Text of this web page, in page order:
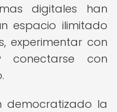
digitales han
espacio ilimitado
experimentar con
conectarse con
democratizado la